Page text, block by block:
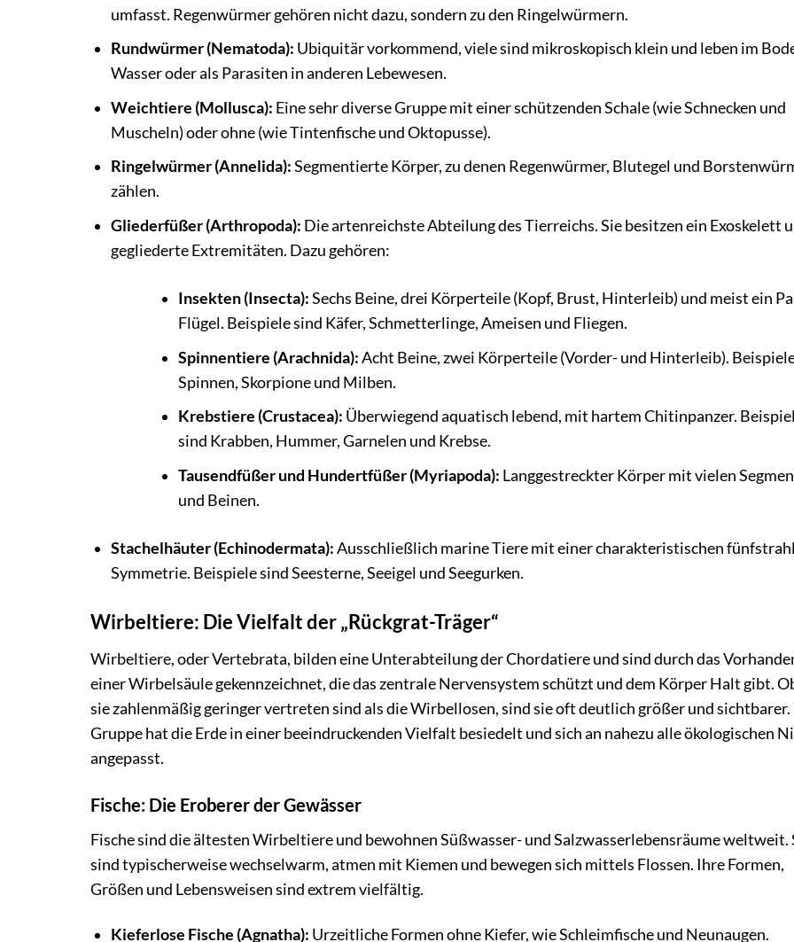
umfasst. Regenwürmer gehören nicht dazu, sondern zu den Ringelwürmern.
Rundwürmer (Nematoda): Ubiquitär vorkommend, viele sind mikroskopisch klein und leben im
Wasser oder als Parasiten in anderen Lebewesen.
Weichtiere (Mollusca): Eine sehr diverse Gruppe mit einer schützenden Schale (wie Schnecken und
Muscheln) oder ohne (wie Tintenfische und Oktopusse).
Ringelwürmer (Annelida):Segmentierte Körper, zu denen Regenwürmer, Blutegel und
zählen.
Gliederfüßer (Arthropoda): Die artenreichste Abteilung des Tierreichs. Sie besitzen ein Exoskelett
gegliederte Extremitäten. Dazu gehören:
Insekten (Insecta):Sechs Beine, drei Körperteile (Kopf, Brust, Hinterleib) und meist ein
Flügel. Beispiele sind Käfer, Schmetterlinge, Ameisen und Fliegen.
Spinnentiere (Arachnida):Acht Beine, zwei Körperteile (Vorder- und Hinterleib).
Spinnen, Skorpione und Milben.
Krebstiere (Crustacea): Überwiegend aquatisch lebend, mit hartem Chitinpanzer.
sind Krabben, Hummer, Garnelen und Krebse.
Tausendfüßer und Hundertfüßer (Myriapoda): Langgestreckter Körper mit vielen
und Beinen.
Stachelhäuter (Echinodermata):Ausschließlich marine Tiere mit einer charakteristischen
Symmetrie. Beispiele sind Seesterne, Seeigel und Seegurken.
Wirbeltiere: Die Vielfalt der „Rückgrat-Träger“
Wirbeltiere, oder Vertebrata, bilden eine Unterabteilung der Chordatiere und sind durch das
einer Wirbelsäule gekennzeichnet, die das zentrale Nervensystem schützt und dem Körper Halt gibt.
sie zahlenmäßig geringer vertreten sind als die Wirbellosen, sind sie oft deutlich größer und sichtbarer.
Gruppe hat die Erde in einer beeindruckenden Vielfalt besiedelt und sich an nahezu alle ökologischen
angepasst.
Fische: Die Eroberer der Gewässer
Fische sind die ältesten Wirbeltiere und bewohnen Süßwasser- und Salzwasserlebensräume weltweit.
sind typischerweise wechselwarm, atmen mit Kiemen und bewegen sich mittels Flossen. Ihre Formen,
Größen und Lebensweisen sind extrem vielfältig.
Kieferlose Fische (Agnatha): Urzeitliche Formen ohne Kiefer, wie Schleimfische und Neunaugen.